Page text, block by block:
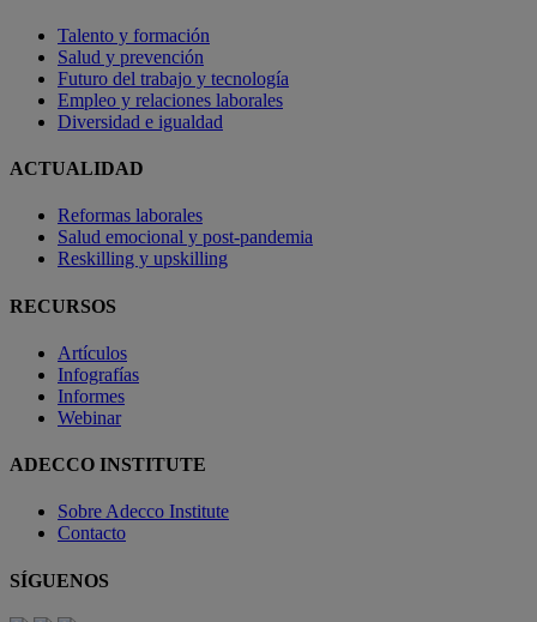
Talento y formación
Salud y prevención
Futuro del trabajo y tecnología
Empleo y relaciones laborales
Diversidad e igualdad
ACTUALIDAD
Reformas laborales
Salud emocional y post-pandemia
Reskilling y upskilling
RECURSOS
Artículos
Infografías
Informes
Webinar
ADECCO INSTITUTE
Sobre Adecco Institute
Contacto
SÍGUENOS